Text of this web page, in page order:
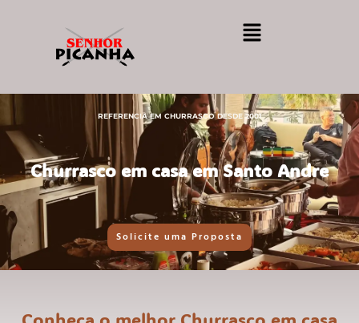
REFERENCIA EM CHURRASCO DESDE 2001
Churrasco em casa em Santo Andre
Solicite uma Proposta